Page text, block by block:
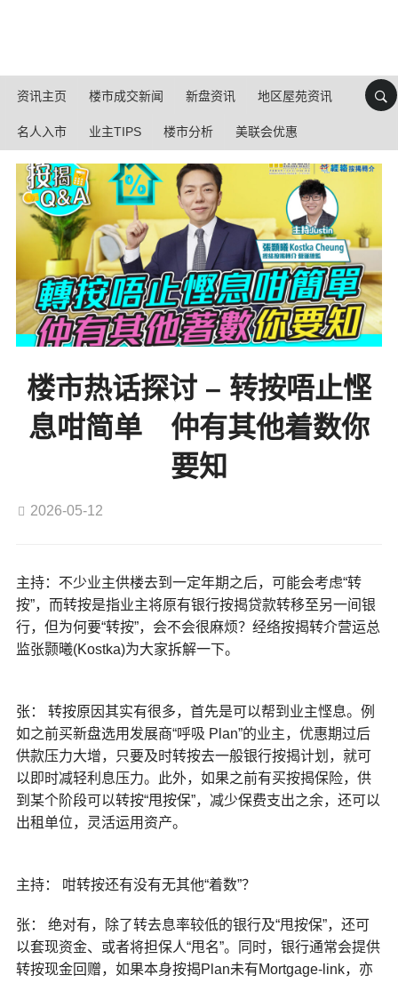
资讯主页 楼市成交新闻 新盘资讯 地区屋苑资讯
名人入市 业主TIPS 楼市分析 美联会优惠
楼市热话探讨 – 转按唔止悭
息咁简单 仲有其他着数你
要知
2026-05-12
主持：不少业主供楼去到一定年期之后，可能会考虑“转
按”，而转按是指业主将原有银行按揭贷款转移至另一间银
行，但为何要“转按”，会不会很麻烦？经络按揭转介营运总
监张颢曦(Kostka)为大家拆解一下。
张： 转按原因其实有很多，首先是可以帮到业主悭息。例
如之前买新盘选用发展商“呼吸 Plan”的业主，优惠期过后
供款压力大增，只要及时转按去一般银行按揭计划，就可
以即时减轻利息压力。
此外，如果之前有买按揭保险，供
到某个阶段可以转按“甩按保”，减少保费支出之余，还可以
出租单位，灵活运用资产。
主持： 咁转按还有没有无其他“着数”？
张： 绝对有，除了转去息率较低的银行及“甩按保”，还可
以套现资金、或者将担保人“甩名”。同时，银行通常会提供
转按现金回赠，如果本身按揭Plan未有Mortgage-link，亦